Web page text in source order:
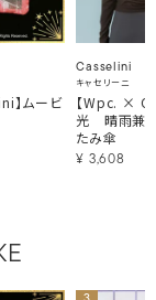
】ムービ
Casselini
キャセリーニ
【Wpc. ×
光 晴雨兼用
たみ傘
¥ 3,608